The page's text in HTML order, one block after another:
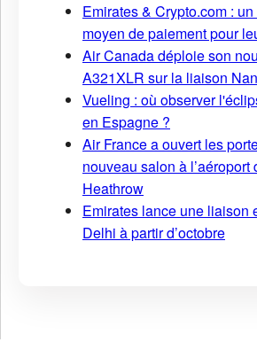
Emirates & Crypto.com :
moyen de paiement pour
Air Canada déploie son
A321XLR sur la liaison
Vueling : où observer
en Espagne ?
Air France a ouvert les
nouveau salon à l’aéroport
Heathrow
Emirates lance une liaison
Delhi à partir d’octobre